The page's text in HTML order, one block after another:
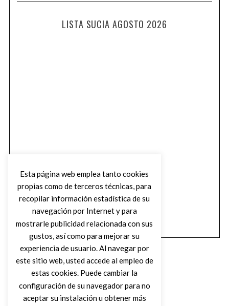
LISTA SUCIA AGOSTO 2026
Esta página web emplea tanto cookies
propias como de terceros técnicas, para
recopilar información estadística de su
navegación por Internet y para
mostrarle publicidad relacionada con sus
gustos, así como para mejorar su
experiencia de usuario. Al navegar por
este sitio web, usted accede al empleo de
estas cookies. Puede cambiar la
configuración de su navegador para no
aceptar su instalación u obtener más